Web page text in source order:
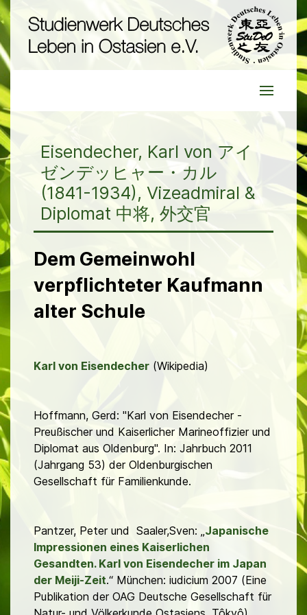
Eisendecher, Karl von アイ
ゼンデッヒャー・カル
(1841-1934), Vizeadmiral &
Diplomat 中将, 外交官
Dem Gemeinwohl
verpflichteter Kaufmann
alter Schule
Karl von Eisendecher (Wikipedia)
Hoffmann, Gerd: "Karl von Eisendecher -
Preußischer und Kaiserlicher Marineoffizier und
Diplomat aus Oldenburg". In: Jahrbuch 2011
(Jahrgang 53) der Oldenburgischen
Gesellschaft für Familienkunde.
Pantzer, Peter und Saaler,Sven: „Japanische
Impressionen eines Kaiserlichen
Gesandten. Karl von Eisendecher im Japan
der Meiji-Zeit.“ München: iudicium 2007 (Eine
Publikation der OAG Deutsche Gesellschaft für